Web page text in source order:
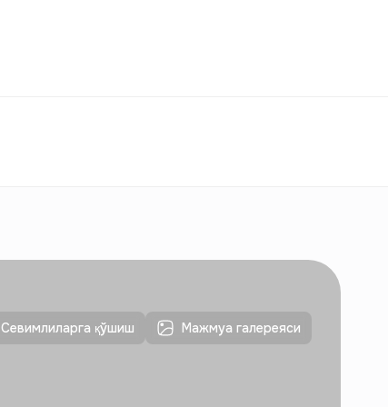
Севимлиларга қўшиш Мажмуа галереяси